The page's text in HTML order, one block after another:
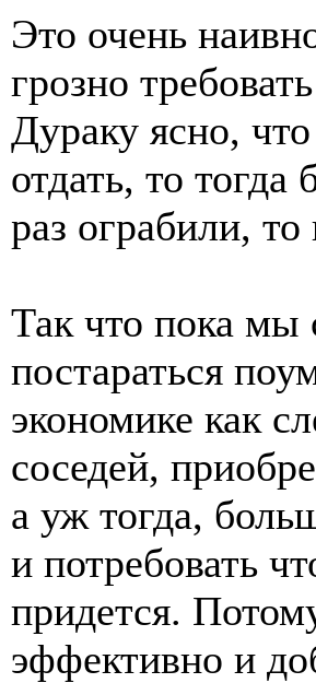
Это очень
грозно
Дураку ясно,
отдать, то
раз ограбили,
Так что пока мы
постараться
экономике как
соседей,
а уж тогда,
и потребовать
придется.
эффективно и